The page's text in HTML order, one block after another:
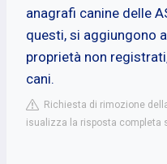
anagrafi canine delle
questi, si aggiungono
proprietà non
cani.
Richiesta di rimozione
isualizza la risposta completa